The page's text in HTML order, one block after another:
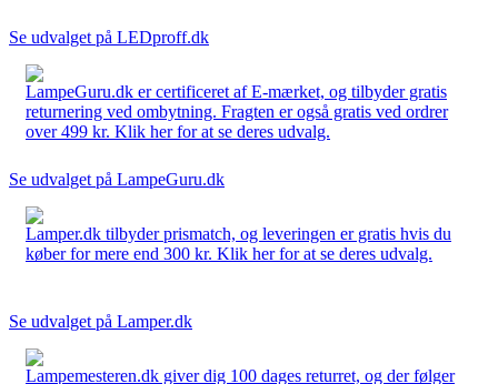
Se udvalget på LEDproff.dk
LampeGuru.dk er certificeret af E-mærket, og tilbyder gratis
returnering ved ombytning. Fragten er også gratis ved ordrer
over 499 kr. Klik her for at se deres udvalg.
Se udvalget på LampeGuru.dk
Lamper.dk tilbyder prismatch, og leveringen er gratis hvis du
køber for mere end 300 kr. Klik her for at se deres udvalg.
Se udvalget på Lamper.dk
Lampemesteren.dk giver dig 100 dages returret, og der følger